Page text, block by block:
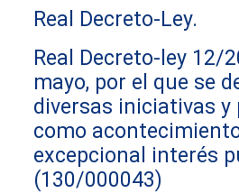
Real Decreto-Ley.
Real Decreto-ley 12/
mayo, por el que se
diversas iniciativas y
como
excepcional interés
(130/000043)